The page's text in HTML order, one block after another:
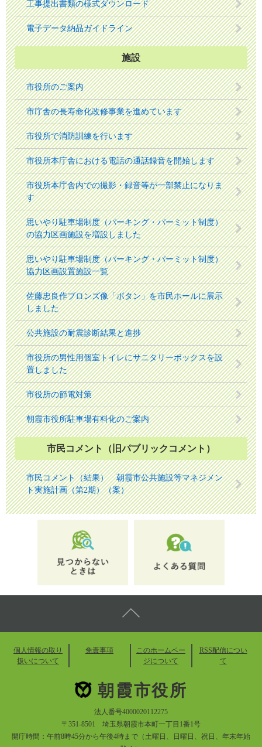
工事提出書類の様式ダウンロード
電子データ納品ガイドライン
施設
市役所のご案内
市庁舎の長寿命化改修事業を進めています
市役所で消防訓練を行います
市役所本庁舎における電話の通話録音を開始します
市役所本庁舎内での撮影・録音等が一部禁止になりま
す
思いやり駐車場制度（パーキング・パーミット制度）
の協力区画施設を増設しました
思いやり駐車場制度（パーキング・パーミット制度）
協力区画設置施設一覧
佐藤忠良作ブロンズ像「ボタン」を市民ホールに展示
しました
公共施設の耐震診断結果と進捗
市役所の男性用個室トイレにサニタリーボックスを設
置しました
市役所の節電対策
朝霞市役所駐車場有料化のご案内
市民コメント（旧パブリックコメント）
市民コメント（結果） 朝霞市公共施設等マネジメン
ト実施計画（第2期）（案）
個人情報の取り
扱いについて
免責事項
このホームペー
ジについて
RSS配信につい
て
朝霞市役所
法人番号4000020112275
〒351-8501 埼玉県朝霞市本町一丁目1番1号
開庁時間：午前8時45分から午後4時まで（土曜日、日曜日、祝日、年末年始